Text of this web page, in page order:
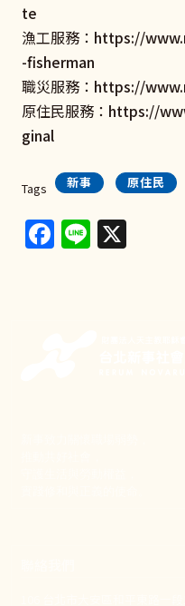
te
漁工服務： https://
-fisherman
職災服務： https://
原住民服務： https://
ginal
Tags 新事 原住民
Facebook
Line